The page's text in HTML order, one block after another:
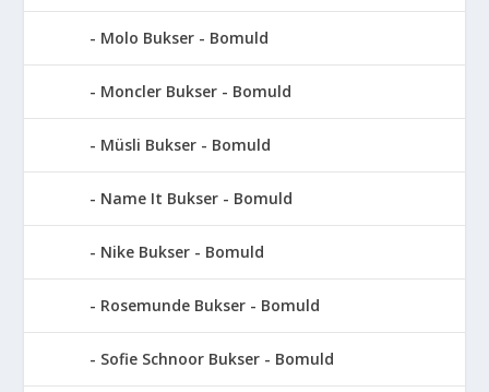
Molo Bukser - Bomuld
Moncler Bukser - Bomuld
Müsli Bukser - Bomuld
Name It Bukser - Bomuld
Nike Bukser - Bomuld
Rosemunde Bukser - Bomuld
Sofie Schnoor Bukser - Bomuld